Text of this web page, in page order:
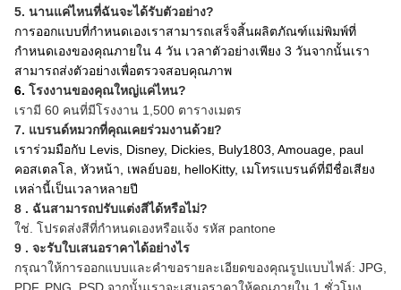
5. นานแค่ไหนที่ฉันจะได้รับตัวอย่าง?
การออกแบบที่กำหนดเองเราสามารถเสร็จสิ้นผลิตภัณฑ์แม่พิมพ์ที่
กำหนดเองของคุณภายใน 4 วัน เวลาตัวอย่างเพียง 3 วันจากนั้นเรา
สามารถส่งตัวอย่างเพื่อตรวจสอบคุณภาพ
6. โรงงานของคุณใหญ่แค่ไหน?
เรามี 60 คนที่มีโรงงาน 1,500 ตารางเมตร
7. แบรนด์หมวกที่คุณเคยร่วมงานด้วย?
เราร่วมมือกับ Levis, Disney, Dickies, Buly1803, Amouage, paul
คอสเตลโล, หัวหน้า, เพลย์บอย, helloKitty, เมโทรแบรนด์ที่มีชื่อเสียง
เหล่านี้เป็นเวลาหลายปี
8 . ฉันสามารถปรับแต่งสีได้หรือไม่?
ใช่. โปรดส่งสีที่กำหนดเองหรือแจ้ง รหัส pantone
9 . จะรับใบเสนอราคาได้อย่างไร
กรุณาให้การออกแบบและคำขอรายละเอียดของคุณรูปแบบไฟล์: JPG,